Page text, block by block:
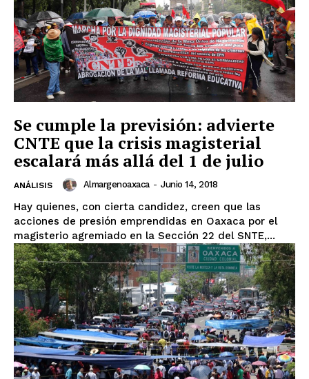
Se cumple la previsión: advierte
CNTE que la crisis magisterial
escalará más allá del 1 de julio
ANÁLISIS Almargenoaxaca - Junio 14, 2018
Hay quienes, con cierta candidez, creen que las
acciones de presión emprendidas en Oaxaca por el
magisterio agremiado en la Sección 22 del SNTE,...